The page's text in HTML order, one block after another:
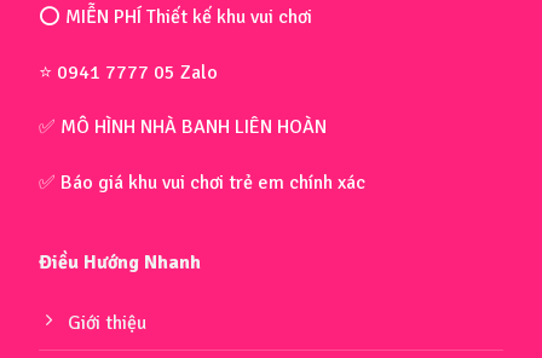
⭕ MIỄN PHÍ Thiết kế khu vui chơi
⭐ 0941 7777 05 Zalo
✅ MÔ HÌNH NHÀ BANH LIÊN HOÀN
✅ Báo giá khu vui chơi trẻ em chính xác
Điều Hướng Nhanh
Giới thiệu